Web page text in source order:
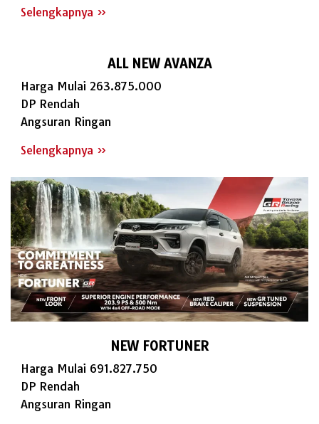
Selengkapnya »
ALL NEW AVANZA
Harga Mulai 263.875.000
DP Rendah
Angsuran Ringan
Selengkapnya »
NEW FORTUNER
Harga Mulai 691.827.750
DP Rendah
Angsuran Ringan